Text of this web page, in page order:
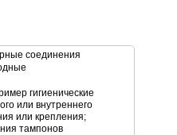
соединения
гигиенические
или внутреннего
или крепления;
тампонов